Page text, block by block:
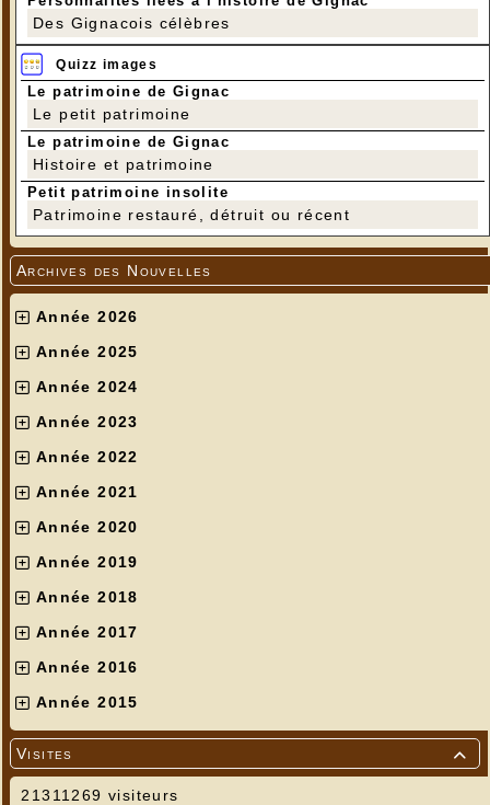
Des Gignacois célèbres
Quizz images
Le patrimoine de Gignac
Le petit patrimoine
Le patrimoine de Gignac
Histoire et patrimoine
Petit patrimoine insolite
Patrimoine restauré, détruit ou récent
Archives des Nouvelles
Année 2026
Année 2025
Année 2024
Année 2023
Année 2022
Année 2021
Année 2020
Année 2019
Année 2018
Année 2017
Année 2016
Année 2015

Visites
21311269 visiteurs